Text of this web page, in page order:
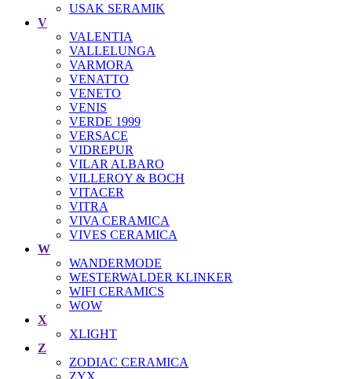
USAK SERAMIK
V
VALENTIA
VALLELUNGA
VARMORA
VENATTO
VENETO
VENIS
VERDE 1999
VERSACE
VIDREPUR
VILAR ALBARO
VILLEROY & BOCH
VITACER
VITRA
VIVA CERAMICA
VIVES CERAMICA
W
WANDERMODE
WESTERWALDER KLINKER
WIFI CERAMICS
WOW
X
XLIGHT
Z
ZODIAC CERAMICA
ZYX